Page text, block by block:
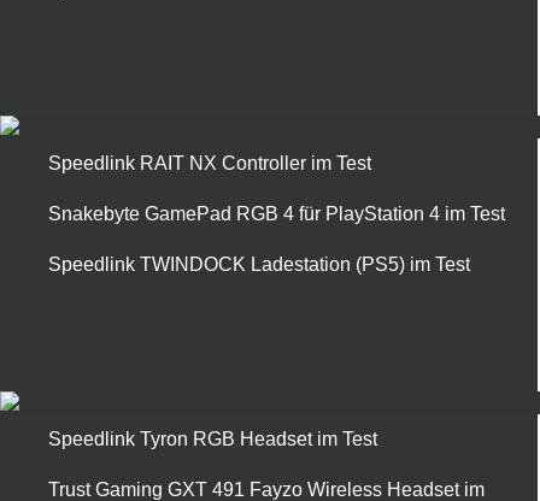
Speedlink RAIT NX Controller im Test
Snakebyte GamePad RGB 4 für PlayStation 4 im Test
Speedlink TWINDOCK Ladestation (PS5) im Test
Speedlink Tyron RGB Headset im Test
Trust Gaming GXT 491 Fayzo Wireless Headset im